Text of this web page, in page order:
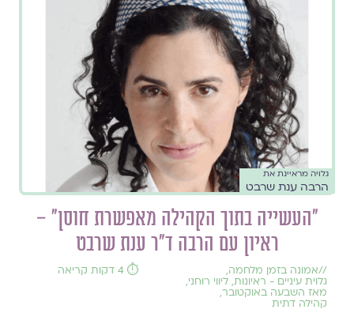
גלויה מראיינת את
הרבה ענת שרבט
"העשייה בתוך הקהילה מאפשרת חוסן" –
ראיון עם הרבה ד"ר ענת שרבט
//אמונה בזמן מלחמה,
גלוית עיניים - ראיונות, ליווי רוחני,
מאז השבעה באוקטובר,
קהילה דתית
⏱️ 4 דקות קריאה